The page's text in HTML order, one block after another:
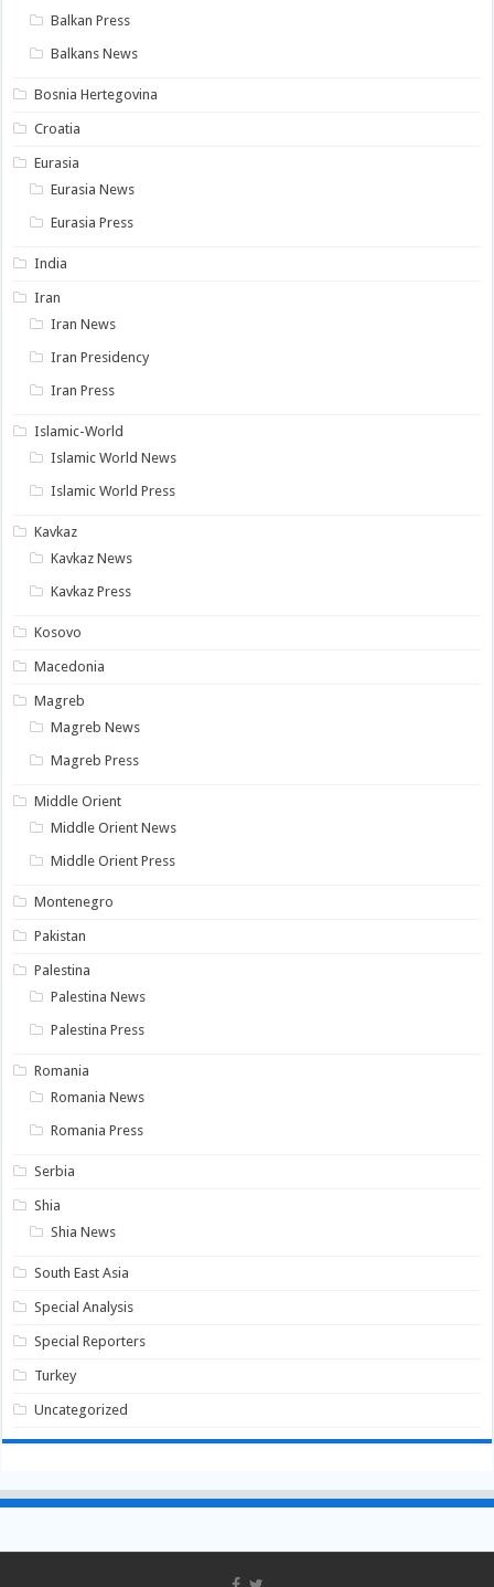
Balkan Press
Balkans News
Bosnia Hertegovina
Croatia
Eurasia
Eurasia News
Eurasia Press
India
Iran
Iran News
Iran Presidency
Iran Press
Islamic-World
Islamic World News
Islamic World Press
Kavkaz
Kavkaz News
Kavkaz Press
Kosovo
Macedonia
Magreb
Magreb News
Magreb Press
Middle Orient
Middle Orient News
Middle Orient Press
Montenegro
Pakistan
Palestina
Palestina News
Palestina Press
Romania
Romania News
Romania Press
Serbia
Shia
Shia News
South East Asia
Special Analysis
Special Reporters
Turkey
Uncategorized